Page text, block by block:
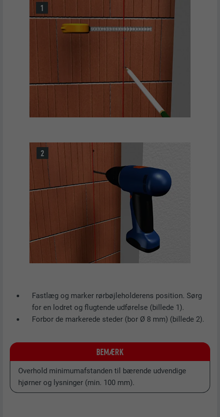
Fastlæg og marker rørbøjleholderens position. Sørg
for en lodret og flugtende udførelse (billede 1).
Forbor de markerede steder (bor Ø 8 mm) (billede 2).
BEMÆRK
Overhold minimumafstanden til bærende udvendige
hjørner og lysninger (min. 100 mm).